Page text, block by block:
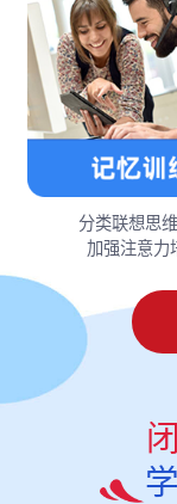
分类联想思
加强注意力